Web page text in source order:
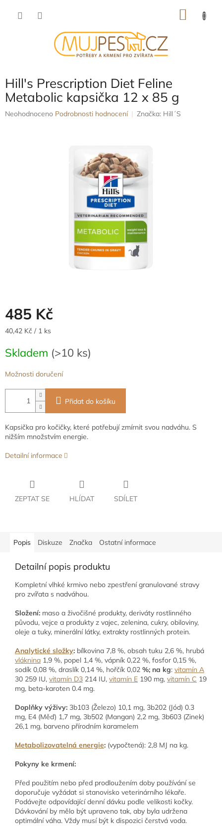
Hill's Prescription Diet Feline
Metabolic kapsička 12 x 85 g
Průměrné
Neohodnoceno Podrobnosti hodnocení Značka: Hill´S
485 Kč
Měrná
40,42 Kč / 1 ks
Skladem (>10 ks)
Možnosti doručení
Přidat do košíku
Kapsička pro kočičky, které potřebují zmírnit svou nadváhu. S
nižším množstvím energie.
Detailní informace
ZEPTAT SE HLÍDAT SDÍLET
Popis Diskuze Značka Ostatní informace
Detailní popis produktu
Kompletní vlhké krmivo nebo zpestření granulované stravy
pro zvířata s nadváhou.
Složení: maso a živočišné produkty, deriváty rostlinného
původu, vejce a produkty z vajec, zelenina, cukry, obiloviny,
oleje a tuky, minerální látky, extrakty rostlinných protein.
Analytické složky: bílkovina 7,8 %, obsah tuku 2,6 %, hrubá
vláknina 1,9 %, popel 1,4 %, vápník 0,22 %, fosfor 0,15 %,
sodík 0,08 %, draslík 0,14 %, hořčík 0,02 %; na kg: vitamín A
30 259 IU, vitamín D3 214 IU, vitamín E 190 mg, vitamín C 19
mg, beta-karoten 0.4 mg.
Doplňky výživy: 3b103 (Železo) 10,1 mg, 3b202 (Jód) 0.3
mg, E4 (Měď) 1,7 mg, 3b502 (Mangan) 2,2 mg, 3b603 (Zinek)
26,1 mg, barveno přírodním karamelem
Metabolizovatelná energie: (vypočtená): 2,8 MJ na kg.
Pokyny ke krmení:
Před použitím nebo před prodloužením doby používání se
doporučuje vyžádat si stanovisko veterinárního lékaře.
Podávejte odpovídající denní dávku podle velikosti kočky.
Dávkování by mělo být upraveno tak, aby byla udržena
optimální váha. Vždy musí být k dispozici čerstvá voda.